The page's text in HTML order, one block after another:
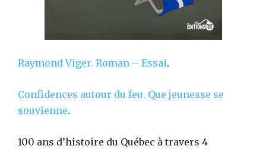
Raymond Viger. Roman – Essai.
Confidences autour du feu. Que jeunesse se
souvienne.
100 ans d’histoire du Québec à travers 4